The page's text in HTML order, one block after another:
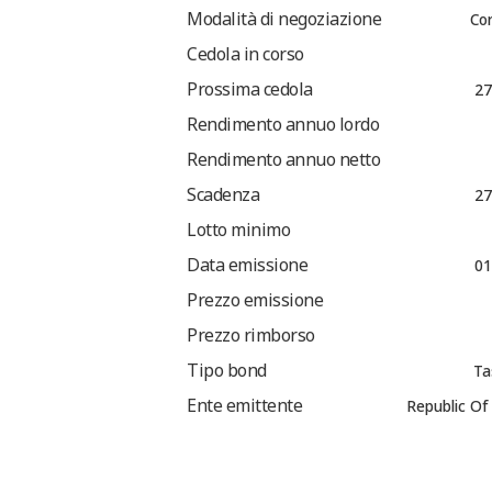
Modalità di negoziazione
Cedola in corso
Prossima cedola
Rendimento annuo lordo
Rendimento annuo netto
Scadenza
Lotto minimo
Data emissione
Prezzo emissione
Prezzo rimborso
Tipo bond
Ente emittente Republic